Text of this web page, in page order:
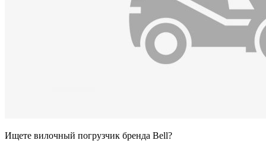
Ищете вилочный погрузчик бренда Bell?